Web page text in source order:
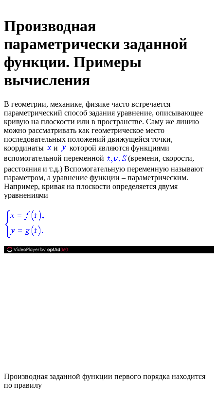
Производная
параметрически заданной
функции. Примеры
вычисления
В геометрии, механике, физике часто встречается
параметрический способ задания уравнение, описывающее
кривую на плоскости или в пространстве. Саму же линию
можно рассматривать как геометрическое место
последовательных положений движущейся точки,
координаты
и
которой являются функциями
вспомогательной переменной
(времени, скорости,
расстояния и т.д.) Вспомогательную переменную называют
параметром, а уравнение функции – параметрическим.
Например, кривая на плоскости определяется двумя
уравнениями
Производная заданной функции первого порядка находится
по правилу